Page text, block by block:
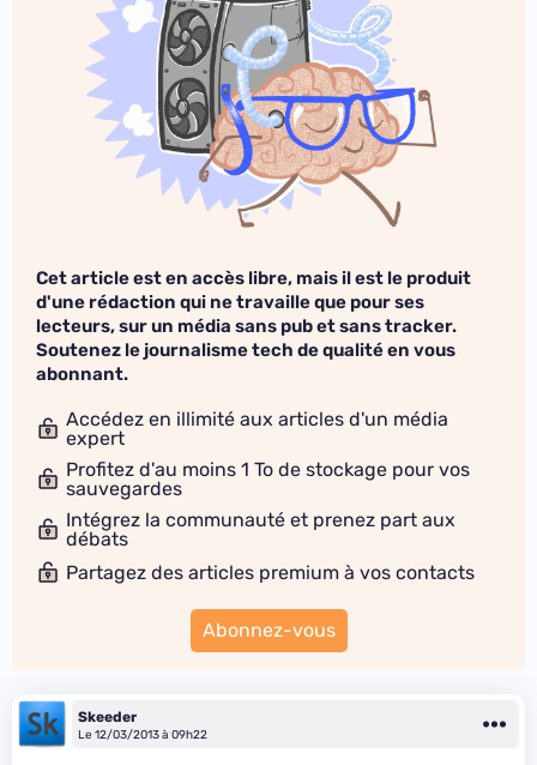
Cet article est en accès libre, mais il est le produit
d'une rédaction qui ne travaille que pour ses
lecteurs, sur un média sans pub et sans tracker.
Soutenez le journalisme tech de qualité en vous
abonnant.
Accédez en illimité aux articles d'un média
expert
Profitez d'au moins 1 To de stockage pour vos
sauvegardes
Intégrez la communauté et prenez part aux
débats
Partagez des articles premium à vos contacts
Abonnez-vous
Skeeder
Le 12/03/2013 à 09h22